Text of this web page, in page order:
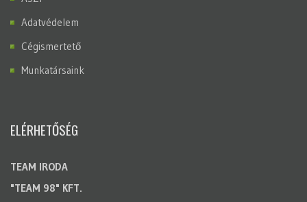
Adatvédelem
Cégismertető
Munkatársaink
ELÉRHETŐSÉG
TEAM IRODA
"TEAM 98" KFT.